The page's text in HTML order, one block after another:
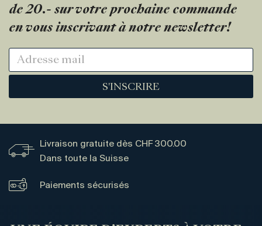
de 20.- sur votre prochaine commande
en vous inscrivant à notre newsletter!
S'INSCRIRE
Livraison gratuite dès CHF 300.00
Dans toute la Suisse
Paiements sécurisés